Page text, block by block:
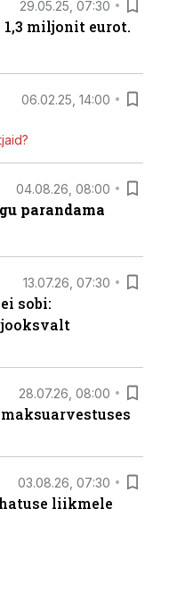
29.05.25, 07:30
miljonit eurot.
06.02.25, 14:00
04.08.26, 08:00
parandama
13.07.26, 07:30
sobi:
28.07.26, 08:00
03.08.26, 07:30
liikmele